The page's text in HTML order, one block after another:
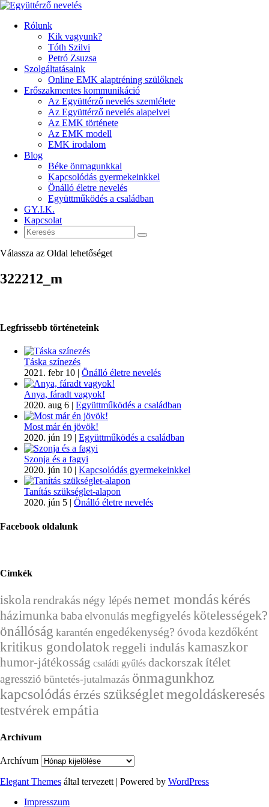
Rólunk
Kik vagyunk?
Tóth Szilvi
Petró Zsuzsa
Szolgáltatásaink
Online EMK alaptréning szülőknek
Erőszakmentes kommunikáció
Az Együttérző nevelés szemlélete
Az Együttérző nevelés alapelvei
Az EMK története
Az EMK modell
EMK irodalom
Blog
Béke önmagunkkal
Kapcsolódás gyermekeinkkel
Önálló életre nevelés
Együttműködés a családban
GY.I.K.
Kapcsolat
Válassza az Oldal lehetőséget
322212_m
Legfrissebb történeteink
Táska színezés
2021. febr 10 | Önálló életre nevelés
Anya, fáradt vagyok!
2020. aug 6 | Együttműködés a családban
Most már én jövök!
2020. jún 19 | Együttműködés a családban
Szonja és a fagyi
2020. jún 10 | Kapcsolódás gyermekeinkkel
Tanítás szükséglet-alapon
2020. jún 5 | Önálló életre nevelés
Facebook oldalunk
Címkék
iskolarendrakás négy lépésnemet mondáskérés
házimunkababaelvonulásmegfigyelés kötelességek?
önállóság karantén engedékenység? óvodakezdőként
kritikus gondolatokreggeli indulás kamaszkor
humor-játékosság családi gyűlés dackorszakítélet
agresszió büntetés-jutalmazás önmagunkhoz
kapcsolódás érzés szükségletmegoldáskeresés
testvérek empátia
Archívum
Archívum
Elegant Themes által tervezett | Powered by WordPress
Impresszum